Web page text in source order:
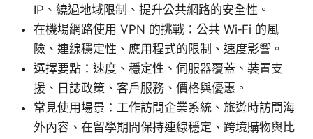
IP、繞過地域限制、提升公共網路的安全性。
在機場網路使用 VPN 的挑戰：公共 Wi‑Fi 的風
險、連線穩定性、應用程式的限制、速度影響。
選擇要點：速度、穩定性、伺服器覆蓋、裝置支
援、日誌政策、客戶服務、價格與優惠。
常見使用場景：工作訪問企業系統、旅遊時訪問海
外內容、在留學期間保持連線穩定、跨境購物與比